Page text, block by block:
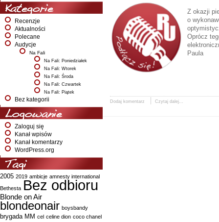
Kategorie
Recenzje
Aktualności
Polecane
Audycje
Na Fali
Na Fali: Poniedziałek
Na Fali: Wtorek
Na Fali: Środa
Na Fali: Czwartek
Na Fali: Piątek
Bez kategorii
Logowanie
Zaloguj się
Kanał wpisów
Kanał komentarzy
WordPress.org
Tagi
2005 2019 ambicje amnesty international
Bethesta Bez odbioru
Blonde on Air
blondeonair boysbandy
brygada MM cel celine dion coco chanel
Z okazji
o
Oprócz
Paula
Dodaj komentarz Czytaj dalej...